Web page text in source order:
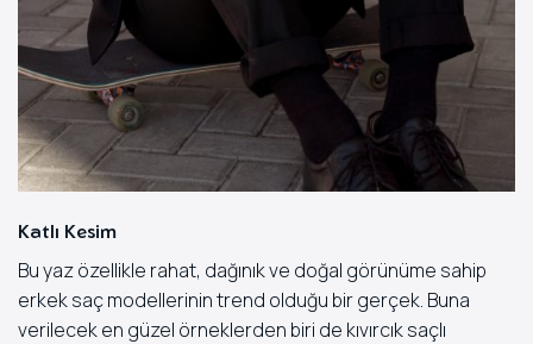
Katlı Kesim
Bu yaz özellikle rahat, dağınık ve doğal görünüme sahip
erkek saç modellerinin trend olduğu bir gerçek. Buna
verilecek en güzel örneklerden biri de kıvırcık saçlı